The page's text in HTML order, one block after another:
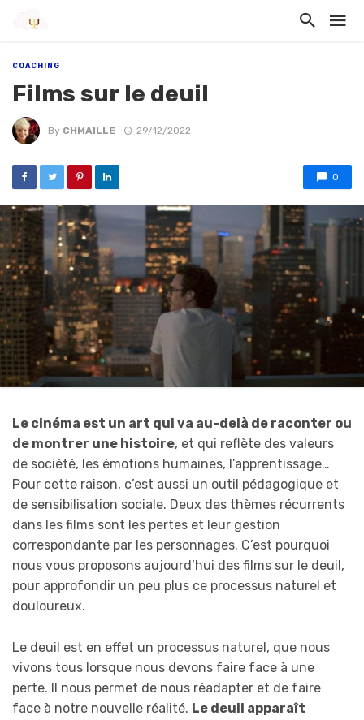
COACHING
Films sur le deuil
By CHMAILLE 29/12/2022
0
Le cinéma est un art qui va au-delà de raconter ou
de montrer une histoire, et qui reflète des valeurs
de société, les émotions humaines, l’apprentissage…
Pour cette raison, c’est aussi un outil pédagogique et
de sensibilisation sociale. Deux des thèmes récurrents
dans les films sont les pertes et leur gestion
correspondante par les personnages. C’est pourquoi
nous vous proposons aujourd’hui des films sur le deuil,
pour approfondir un peu plus ce processus naturel et
douloureux.
Le deuil est en effet un processus naturel, que nous
vivons tous lorsque nous devons faire face à une
perte. Il nous permet de nous réadapter et de faire
face à notre nouvelle réalité. Le deuil apparaît